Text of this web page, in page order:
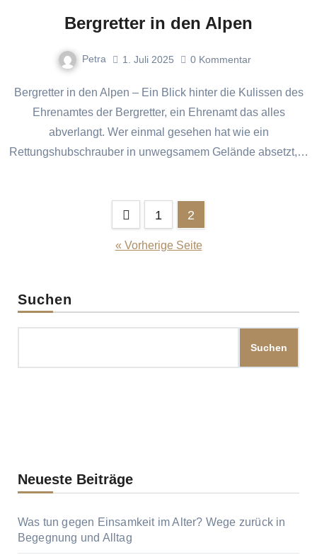
Bergretter in den Alpen
Petra 1. Juli 2025 0 Kommentar
Bergretter in den Alpen – Ein Blick hinter die Kulissen des
Ehrenamtes der Bergretter, ein Ehrenamt das alles
abverlangt. Wer einmal gesehen hat wie ein
Rettungshubschrauber in unwegsamem Gelände absetzt,…
Seitennummerierung
1 2
« Vorherige Seite
Suchen
Suchen
Neueste Beiträge
Was tun gegen Einsamkeit im Alter? Wege zurück in
Begegnung und Alltag